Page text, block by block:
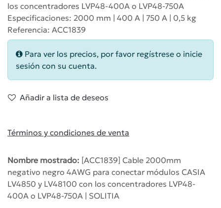
los concentradores LVP48-400A o LVP48-750A
Especificaciones: 2000 mm | 400 A | 750 A | 0,5 kg
Referencia: ACC1839
Para ver los precios, por favor regístrese o inicie
sesión con su cuenta.
Añadir a lista de deseos
Términos y condiciones de venta
Nombre mostrado: [ACC1839] Cable 2000mm
negativo negro 4AWG para conectar módulos CASIA
LV4850 y LV48100 con los concentradores LVP48-
400A o LVP48-750A | SOLITIA